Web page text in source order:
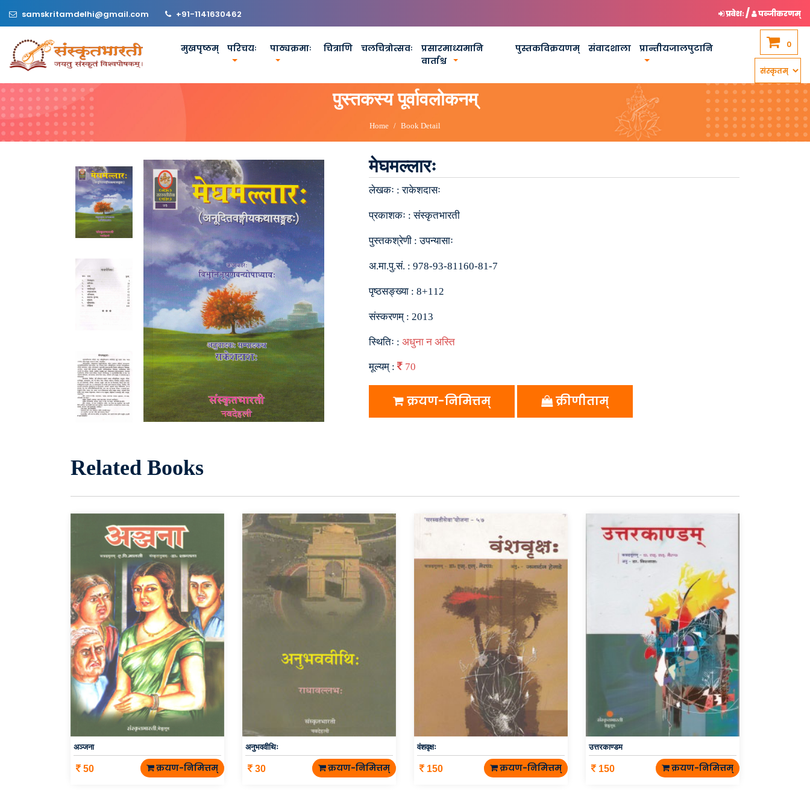
samskritamdelhi@gmail.com +91-1141630462 प्रवेशः/ पञ्जीकरणम्
मुखपृष्ठम् परिचयः पाठ्यक्रमाः चित्राणि चलचित्रोत्सवः
प्रसारमाध्यमानि
वार्ताश्च
पुस्तकविक्रयणम् संवादशाला प्रान्तीयजालपुटानि 0
पुस्तकस्य पूर्वावलोकनम्
Home Book Detail
मेघमल्लारः
लेखकः :राकेशदासः
प्रकाशकः :संस्कृतभारती
पुस्तकश्रेणी :उपन्यासाः
अ.मा.पु.सं. : 978-93-81160-81-7
पृष्ठसङ्ख्या : 8+112
संस्करणम् : 2013
स्थितिः : अधुना न अस्ति
मूल्यम् : 70
क्रयण-निमित्तम् क्रीणीताम्
Related Books
अञ्जना
50 क्रयण-निमित्तम्
अनुभववीथिः
30 क्रयण-निमित्तम्
वंशवृक्षः
150 क्रयण-निमित्तम्
उत्तरकाण्डम
150 क्रयण-निमित्तम्